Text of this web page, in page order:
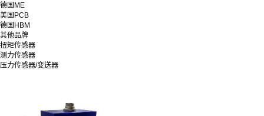
德国ME
美国PCB
德国HBM
其他品牌
扭矩传感器
测力传感器
压力传感器/变送器